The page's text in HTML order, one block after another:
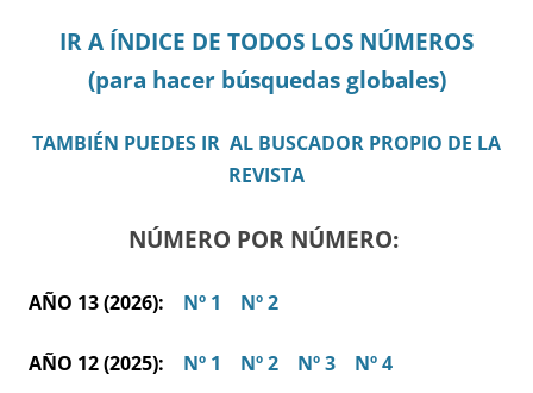
IR A ÍNDICE DE TODOS LOS NÚMEROS
(para hacer búsquedas globales)
TAMBIÉN PUEDES IR AL BUSCADOR PROPIO DE LA
REVISTA
NÚMERO POR NÚMERO:
AÑO 13 (2026): Nº 1 Nº 2
AÑO 12 (2025): Nº 1 Nº 2 Nº 3 Nº 4